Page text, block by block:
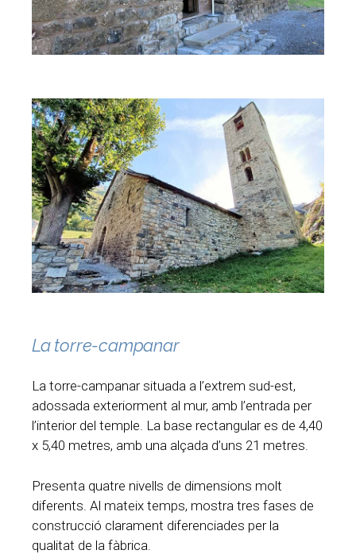
La torre-campanar
La torre-campanar situada a l’extrem sud-est,
adossada exteriorment al mur, amb l’entrada per
l’interior del temple. La base rectangular es de 4,40
x 5,40 metres, amb una alçada d’uns 21 metres.
Presenta quatre nivells de dimensions molt
diferents. Al mateix temps, mostra tres fases de
construcció clarament diferenciades per la
qualitat de la fàbrica.